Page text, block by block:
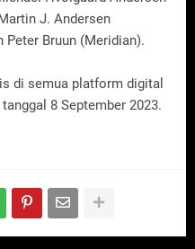
J. Andersen
Peter Bruun (Meridian).
di semua platform digital
8 September 2023.